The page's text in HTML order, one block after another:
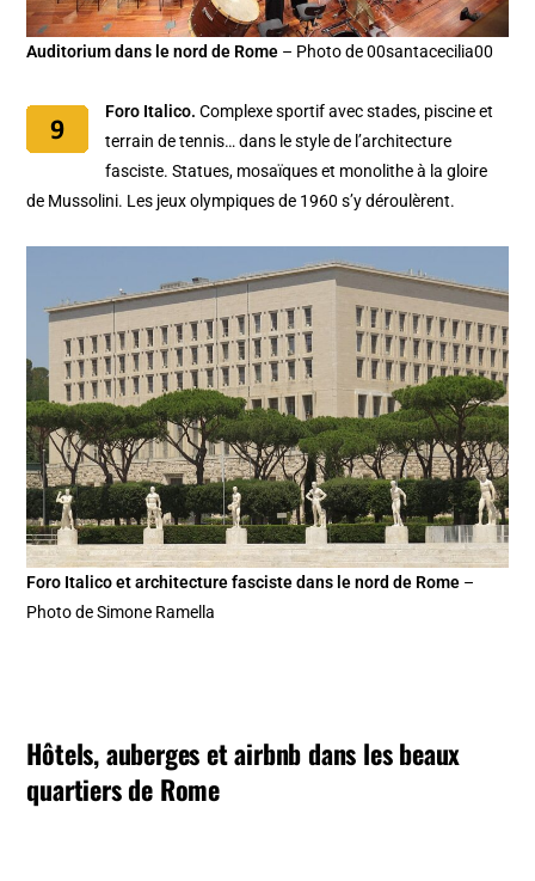
Auditorium dans le nord de Rome – Photo de 00santacecilia00
Foro Italico. Complexe sportif avec stades, piscine et
terrain de tennis… dans le style de l’architecture
fasciste. Statues, mosaïques et monolithe à la gloire
de Mussolini. Les jeux olympiques de 1960 s’y déroulèrent.
Foro Italico et architecture fasciste dans le nord de Rome –
Photo de Simone Ramella
Hôtels, auberges et airbnb dans les beaux
quartiers de Rome